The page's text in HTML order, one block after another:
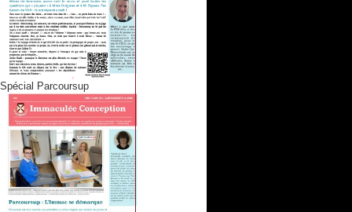
Spécial Parcoursup